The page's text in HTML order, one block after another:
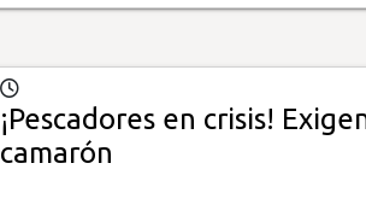
¡Pescadores en crisis!
camarón